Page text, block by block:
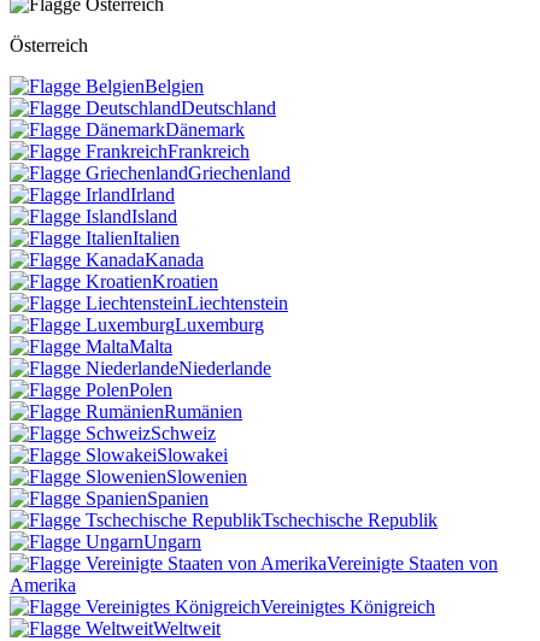
Österreich
Belgien
Deutschland
Dänemark
Frankreich
Griechenland
Irland
Island
Italien
Kanada
Kroatien
Liechtenstein
Luxemburg
Malta
Niederlande
Polen
Rumänien
Schweiz
Slowakei
Slowenien
Spanien
Tschechische Republik
Ungarn
Vereinigte Staaten von
Amerika
Vereinigtes Königreich
Weltweit